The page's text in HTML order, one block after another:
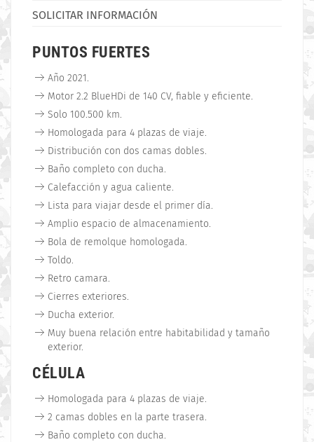
SOLICITAR INFORMACIÓN
PUNTOS FUERTES
Año 2021.
Motor 2.2 BlueHDi de 140 CV, fiable y eficiente.
Solo 100.500 km.
Homologada para 4 plazas de viaje.
Distribución con dos camas dobles.
Baño completo con ducha.
Calefacción y agua caliente.
Lista para viajar desde el primer día.
Amplio espacio de almacenamiento.
Bola de remolque homologada.
Toldo.
Retro camara.
Cierres exteriores.
Ducha exterior.
Muy buena relación entre habitabilidad y tamaño
exterior.
CÉLULA
Homologada para 4 plazas de viaje.
2 camas dobles en la parte trasera.
Baño completo con ducha.